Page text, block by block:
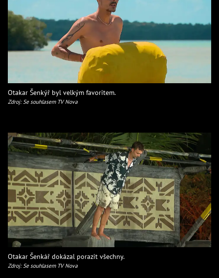
Otakar Šenkýř byl velkým favoritem.
Zdroj: Se souhlasem TV Nova
Otakar Šenkář dokázal porazit všechny.
Zdroj: Se souhlasem TV Nova